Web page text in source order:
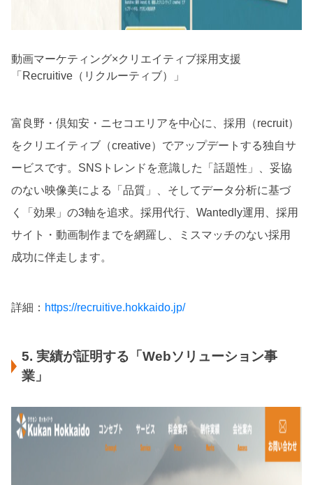
動画マーケティング×クリエイティブ採用支援
「Recruitive（リクルーティブ）」
富良野・倶知安・ニセコエリアを中心に、採用（recruit）
をクリエイティブ（creative）でアップデートする独自サ
ービスです。SNSトレンドを意識した「話題性」、妥協
のない映像美による「品質」、そしてデータ分析に基づ
く「効果」の3軸を追求。採用代行、Wantedly運用、採用
サイト・動画制作までを網羅し、ミスマッチのない採用
成功に伴走します。
詳細： https://recruitive.hokkaido.jp/
5. 実績が証明する「Webソリューション事
業」